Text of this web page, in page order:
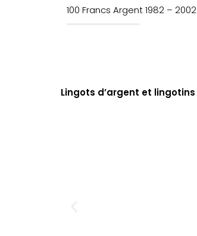
100 Francs Argent 1982 – 2002
Lingots d’argent et lingotins